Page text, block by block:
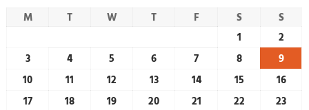
M T W T F S
S
1
2
3
4 5 6 7 8
9
10
11 12 13 14 15
16
17
18 19 20 21 22
23